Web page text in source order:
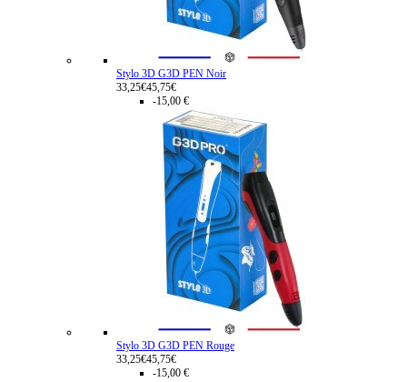
Stylo 3D G3D PEN Noir
33,25€45,75€
-15,00 €
Stylo 3D G3D PEN Rouge
33,25€45,75€
-15,00 €